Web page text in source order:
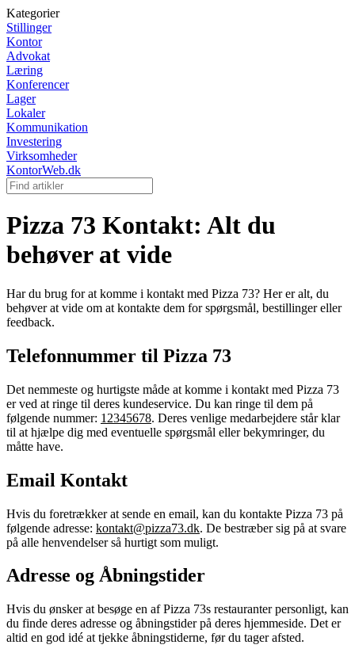
Kategorier
Stillinger
Kontor
Advokat
Læring
Konferencer
Lager
Lokaler
Kommunikation
Investering
Virksomheder
KontorWeb.dk
Pizza 73 Kontakt: Alt du
behøver at vide
Har du brug for at komme i kontakt med Pizza 73? Her er alt, du
behøver at vide om at kontakte dem for spørgsmål, bestillinger eller
feedback.
Telefonnummer til Pizza 73
Det nemmeste og hurtigste måde at komme i kontakt med Pizza 73
er ved at ringe til deres kundeservice. Du kan ringe til dem på
følgende nummer: 12345678. Deres venlige medarbejdere står klar
til at hjælpe dig med eventuelle spørgsmål eller bekymringer, du
måtte have.
Email Kontakt
Hvis du foretrækker at sende en email, kan du kontakte Pizza 73 på
følgende adresse: kontakt@pizza73.dk. De bestræber sig på at svare
på alle henvendelser så hurtigt som muligt.
Adresse og Åbningstider
Hvis du ønsker at besøge en af Pizza 73s restauranter personligt, kan
du finde deres adresse og åbningstider på deres hjemmeside. Det er
altid en god idé at tjekke åbningstiderne, før du tager afsted.